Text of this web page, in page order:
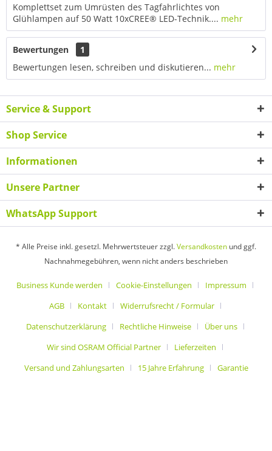
Komplettset zum Umrüsten des Tagfahrlichtes von
Glühlampen auf 50 Watt 10xCREE® LED-Technik.... mehr
Bewertungen
1
Bewertungen lesen, schreiben und diskutieren... mehr
Service & Support
Shop Service
Informationen
Unsere Partner
WhatsApp Support
* Alle Preise inkl. gesetzl. Mehrwertsteuer zzgl.Versandkosten und ggf.
Nachnahmegebühren, wenn nicht anders beschrieben
Business Kunde werden Cookie-Einstellungen
Impressum
AGB
Kontakt
Widerrufsrecht / Formular
Datenschutzerklärung
Rechtliche Hinweise
Über uns
Wir sind OSRAM Official Partner
Lieferzeiten
Versand und Zahlungsarten
15 Jahre Erfahrung Garantie